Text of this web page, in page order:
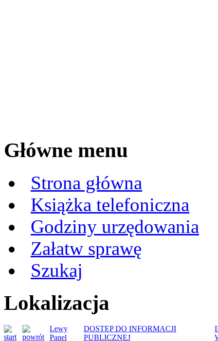
Główne menu
Strona główna
Książka telefoniczna
Godziny urzędowania
Załatw sprawę
Szukaj
Lokalizacja
Lewy
Panel
DOSTĘP DO INFORMACJI
PUBLICZNEJ